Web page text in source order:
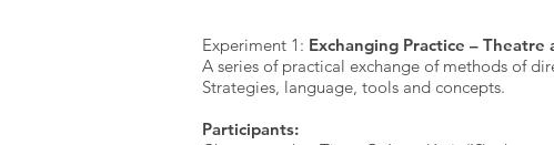
Experiment 1: Exchanging Practice – Theatre
A series of practical exchange of methods of
Strategies, language, tools and concepts.
Participants: